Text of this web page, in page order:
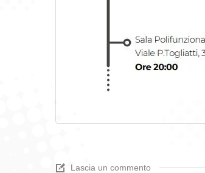
Lascia un commento